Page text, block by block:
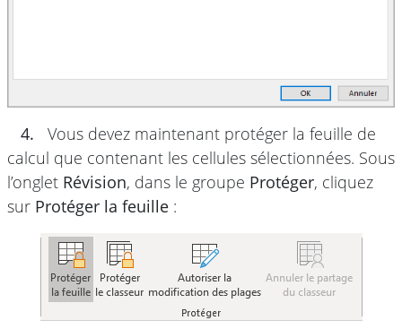
4.
Vous devez maintenant protéger la feuille de
calcul que contenant les cellules sélectionnées. Sous
l’onglet Révision, dans le groupe Protéger, cliquez
sur Protéger la feuille :